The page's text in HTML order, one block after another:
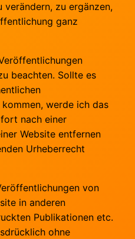
zu ergänzen,
ganz
beachten. Sollte es
werde ich das
nach einer
Website entfernen
Urheberrecht
von
in anderen
Publikationen etc.
ohne